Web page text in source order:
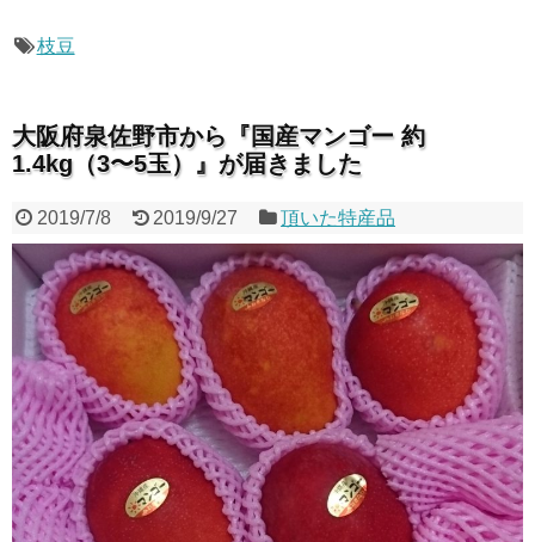
枝豆
大阪府泉佐野市から『国産マンゴー 約
1.4kg（3〜5玉）』が届きました
2019/7/8 2019/9/27 頂いた特産品